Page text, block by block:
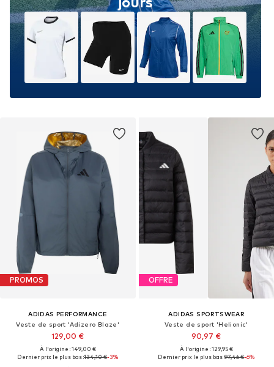
PROMOS
ADIDAS PERFORMANCE
Veste de sport 'Adizero Blaze'
129,00 €
À l'origine : 149,00 €
Dernier prix le plus bas :134,10 €-3%
OFFRE
ADIDAS SPORTSWEAR
Veste de sport 'Helionic'
90,97 €
À l'origine : 129,95 €
Dernier prix le plus bas :97,46 €-6%